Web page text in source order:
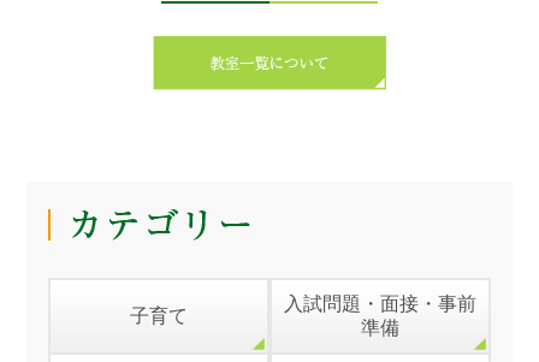
子育て
入試問題・面接・事前
準備